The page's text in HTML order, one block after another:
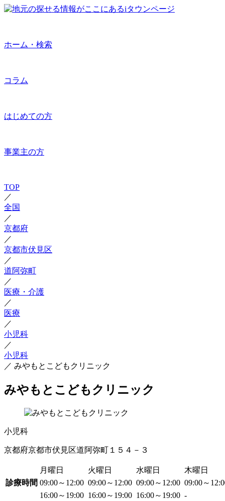
ホーム・検索
コラム
はじめての方
事業主の方
TOP
／
全国
／
京都府
／
京都市伏見区
／
道阿弥町
／
医療・介護
／
医療
／
小児科
／
小児科
／ みやもとこどもクリニック
みやもとこどもクリニック
小児科
京都府京都市伏見区道阿弥町１５４－３
月曜日 火曜日 水曜日 木曜日
診療時間 09:00～12:00 09:00～12:00 09:00～12:00 09:00～
16:00～19:00 16:00～19:00 16:00～19:00 -